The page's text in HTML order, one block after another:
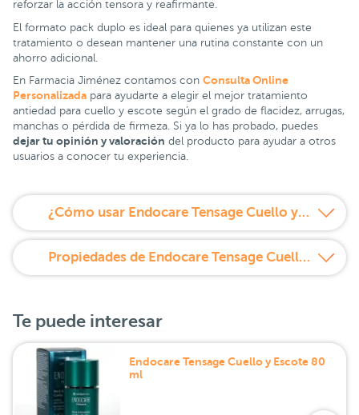
reforzar la acción tensora y reafirmante.
El formato pack duplo es ideal para quienes ya utilizan este
tratamiento o desean mantener una rutina constante con un
ahorro adicional.
En Farmacia Jiménez contamos con Consulta Online
Personalizada para ayudarte a elegir el mejor tratamiento
antiedad para cuello y escote según el grado de flacidez, arrugas,
manchas o pérdida de firmeza. Si ya lo has probado, puedes
dejar tu opinión y valoración del producto para ayudar a otros
usuarios a conocer tu experiencia.
¿Cómo usar Endocare Tensage Cuello y Escote Pack Duplo?
Propiedades de Endocare Tensage Cuello y Escote Pack Duplo
Te puede interesar
Endocare Tensage Cuello y Escote 80
ml